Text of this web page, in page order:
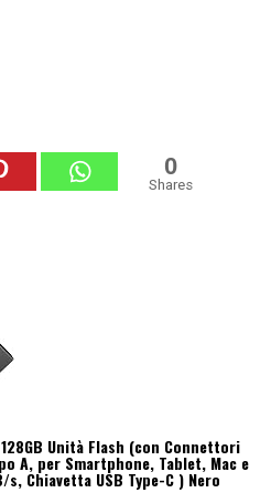
0
Shares
Unità Flash (con Connettori
A, per Smartphone, Tablet, Mac e
Chiavetta USB Type-C ) Nero